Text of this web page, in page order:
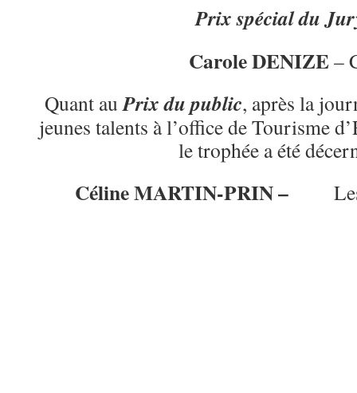
Prix spécial du
Carole DENIZE–
Quant auPrix du public, après la
jeunes talents à l’office de Tourisme
le trophée a été
Céline MARTIN-PRIN – Les